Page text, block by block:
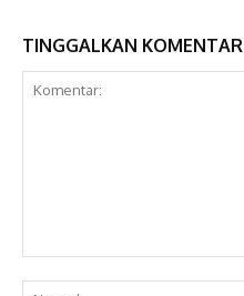
TINGGALKAN KOMENTAR